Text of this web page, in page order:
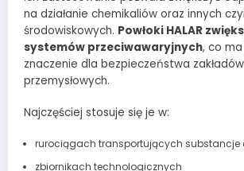
na działanie chemikaliów oraz innych
środowiskowych. Powłoki HALAR
systemów przeciwawaryjnych, co
znaczenie dla bezpieczeństwa zakładów
przemysłowych.
Najczęściej stosuje się je w:
rurociągach transportujących substancje
zbiornikach technologicznych